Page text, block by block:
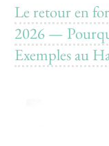
Le retour en
2026 —
Exemples au